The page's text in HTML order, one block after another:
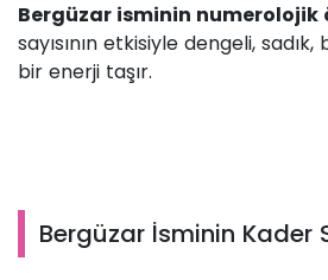
Bergüzar isminin numerolojik
sayısının etkisiyle dengeli,
bir enerji taşır.
Bergüzar İsminin Kader